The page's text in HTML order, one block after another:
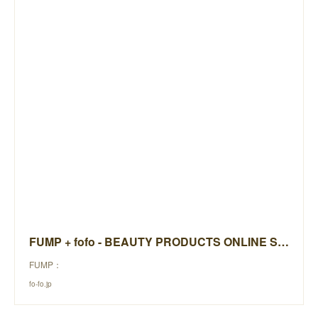
FUMP + fofo - BEAUTY PRODUCTS ONLINE STORE -
FUMP：
fo-fo.jp